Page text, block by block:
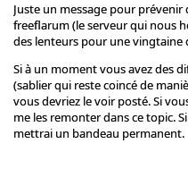
Juste un message pour
freeflarum (le serveur qui nous
des lenteurs pour une vingtaine
Si à un moment vous avez des
(sablier qui reste coincé de
vous devriez le voir posté. Si
me les remonter dans ce topic.
mettrai un bandeau permanent.